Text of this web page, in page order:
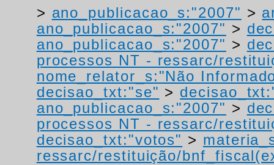
> ano_publicacao_s:"2007" >
ano_publicacao_s:"2007" >
ano_publicacao_s:"2007" >
processos NT - ressarc/
nome_relator_s:"Não
decisao_txt:"se" >
ano_publicacao_s:"2007" >
processos NT - ressarc/
decisao_txt:"votos" >
ressarc/restituição/